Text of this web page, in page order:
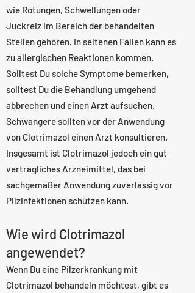
wie Rötungen, Schwellungen oder
Juckreiz im Bereich der behandelten
Stellen gehören. In seltenen Fällen kann es
zu allergischen Reaktionen kommen.
Solltest Du solche Symptome bemerken,
solltest Du die Behandlung umgehend
abbrechen und einen Arzt aufsuchen.
Schwangere sollten vor der Anwendung
von Clotrimazol einen Arzt konsultieren.
Insgesamt ist Clotrimazol jedoch ein gut
verträgliches Arzneimittel, das bei
sachgemäßer Anwendung zuverlässig vor
Pilzinfektionen schützen kann.
Wie wird Clotrimazol
angewendet?
Wenn Du eine Pilzerkrankung mit
Clotrimazol behandeln möchtest, gibt es